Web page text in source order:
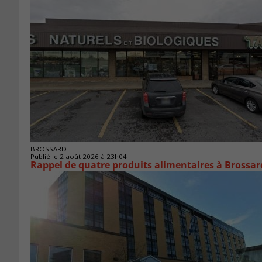
BROSSARD
Publié le 2 août 2026 à 23h04
Rappel de quatre produits alimentaires à